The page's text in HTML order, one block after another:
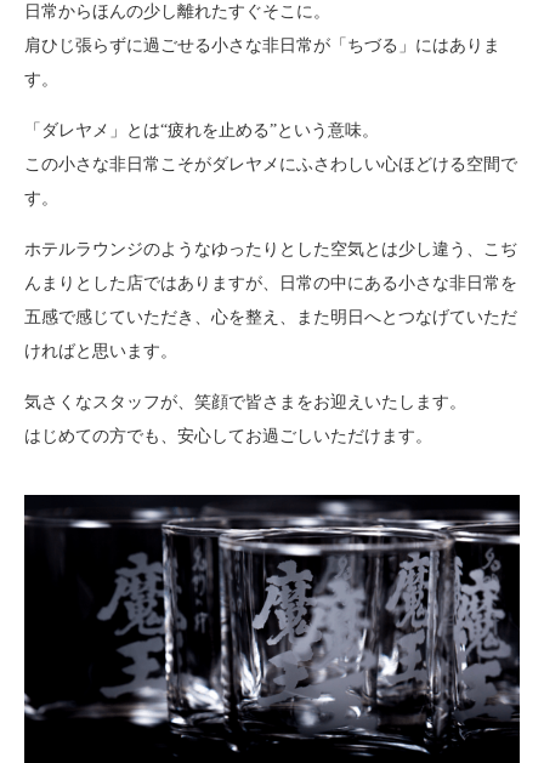
日常からほんの少し離れたすぐそこに。
肩ひじ張らずに過ごせる小さな非日常が「ちづる」にはありま
す。
「ダレヤメ」とは“疲れを止める”という意味。
この小さな非日常こそがダレヤメにふさわしい心ほどける空間で
す。
ホテルラウンジのようなゆったりとした空気とは少し違う、こぢ
んまりとした店ではありますが、日常の中にある小さな非日常を
五感で感じていただき、心を整え、また明日へとつなげていただ
ければと思います。
気さくなスタッフが、笑顔で皆さまをお迎えいたします。
はじめての方でも、安心してお過ごしいただけます。